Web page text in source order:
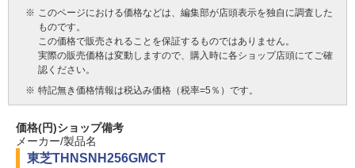
※ このページにおける価格などは、編集部が店頭表示を独自に調査した
ものです。
この価格で販売されることを保証するものではありません。
実際の販売価格は変動しますので、購入時に各ショップ店頭にてご確
認ください。
※ 特記無き価格情報は税込み価格（税率=5％）です。
価格(円)ショップ備考
メーカー/製品名
東芝THNSNH256GMCT